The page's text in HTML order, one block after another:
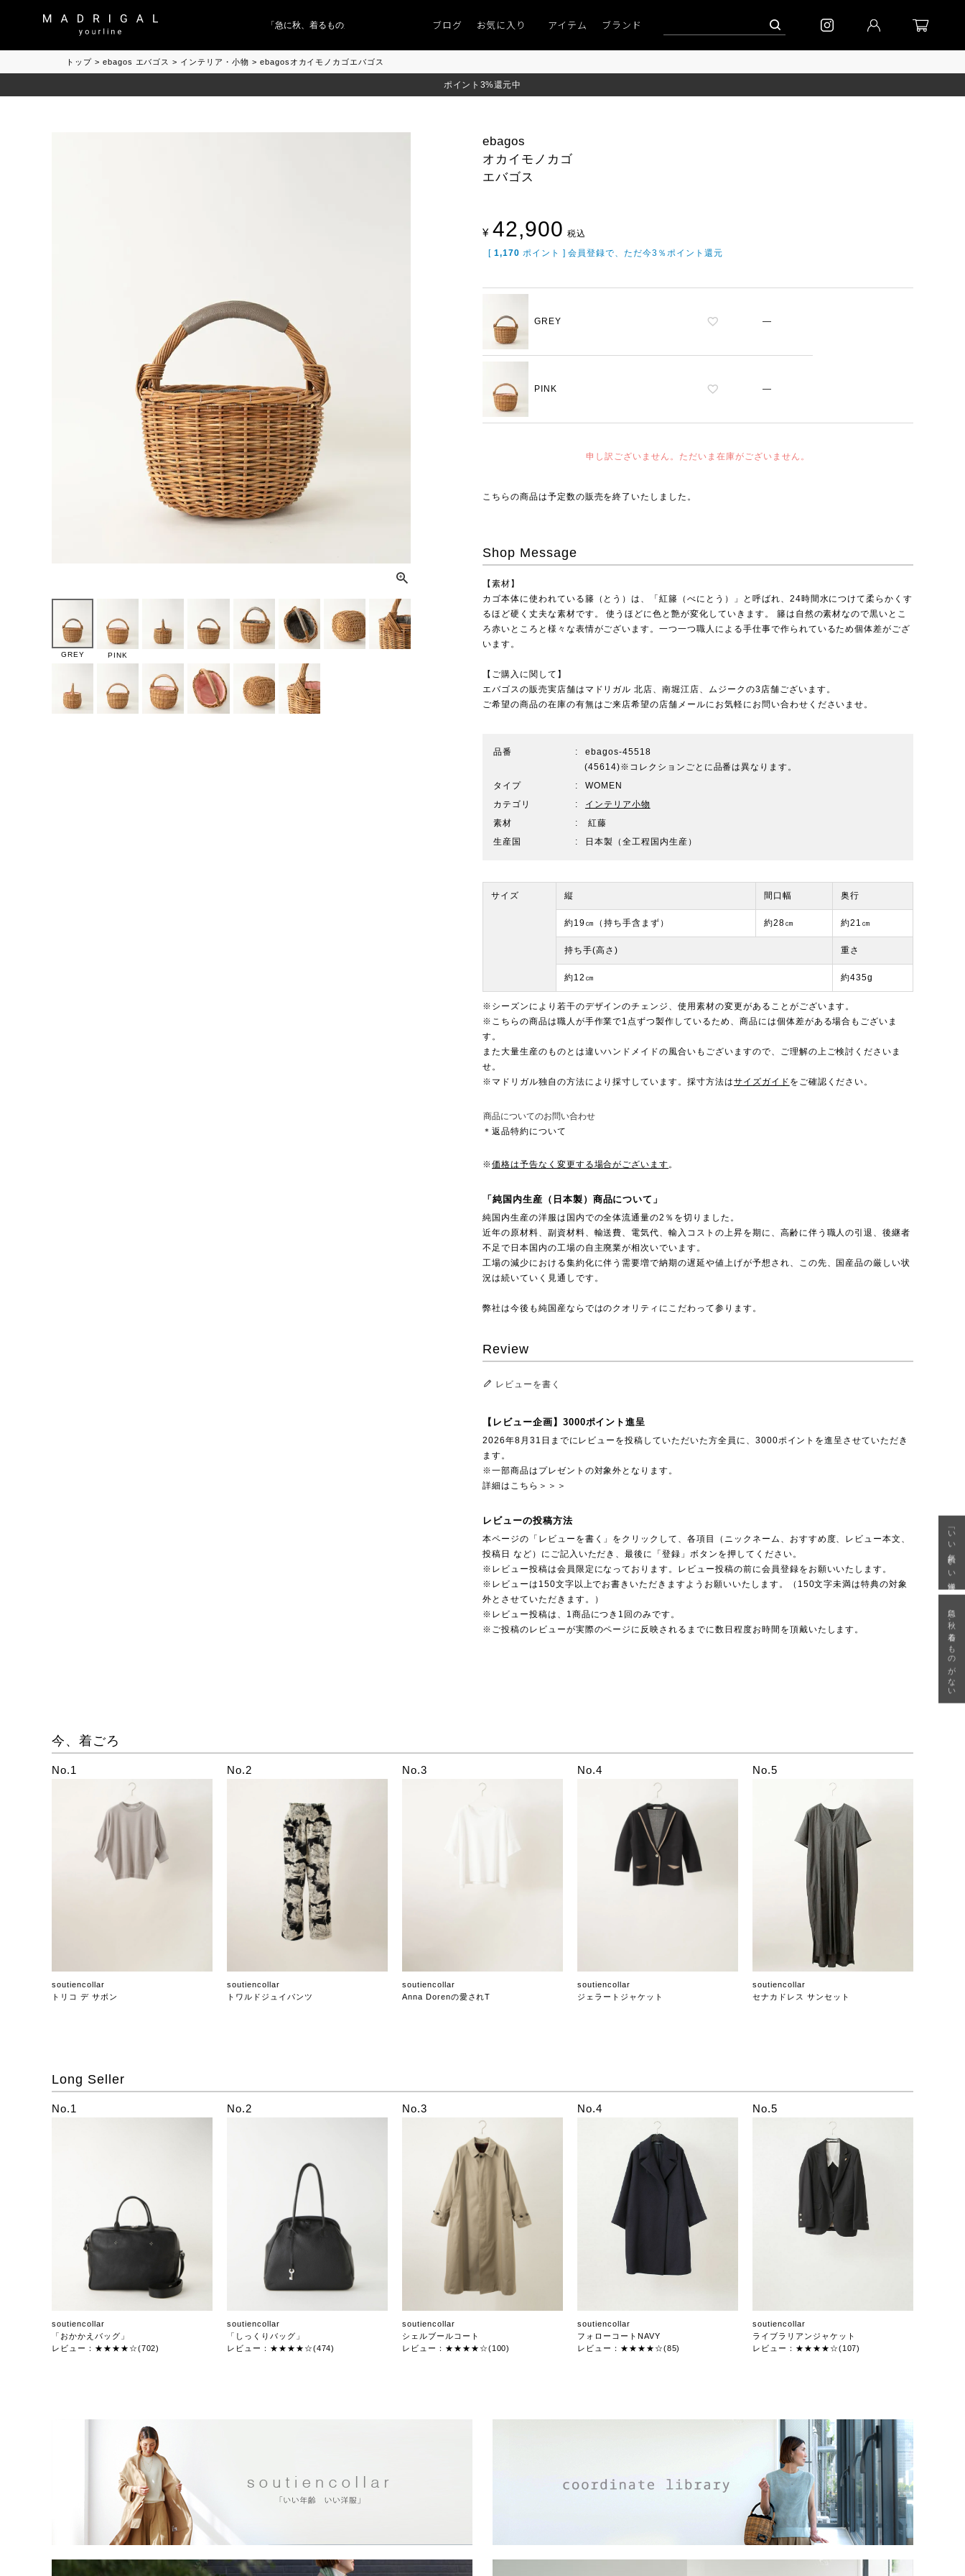
「急に秋、着るものがない」 「キレイなニット」 ポイント9％「マンスリーポイントキャンペーン」 到着｜2026AW「シフォンニット」 到着｜2026AW「マガジン」
ブログ お気に入り アイテム ブランド
トップ ebagos エバゴス インテリア・小物 ebagosオカイモノカゴエバゴス
ポイント3%還元中
GREY PINK
ebagos
オカイモノカゴ
エバゴス
¥ 42,900 税込
[ 1,170 ポイント ] 会員登録で、ただ今3％ポイント還元
GREY —
PINK —
申し訳ございません。ただいま在庫がございません。
こちらの商品は予定数の販売を終了いたしました。
Shop Message
【素材】
カゴ本体に使われている籐（とう）は、「紅籐（べにとう）」と呼ばれ、24時間水につけて柔らかくす
るほど硬く丈夫な素材です。 使うほどに色と艶が変化していきます。 籐は自然の素材なので黒いとこ
ろ赤いところと様々な表情がございます。一つ一つ職人による手仕事で作られているため個体差がござ
います。
【ご購入に関して】
エバゴスの販売実店舗は マドリガル 北店 、南堀江店 ムジーク の3店舗ございます。
ご希望の商品の在庫の有無はご来店希望の店舗メールにお気軽にお問い合わせくださいませ。
品番
ebagos-45518
(45614)※コレクションごとに品番は異なります。
タイプ
WOMEN
カテゴリ
インテリア小物
素材
紅藤
生産国
日本製（全工程国内生産）
サイズ 縦 間口幅 奥行
約19㎝（持ち手含まず） 約28㎝ 約21㎝
持ち手(高さ) 重さ
約12㎝ 約435g
※シーズンにより若干のデザインのチェンジ、使用素材の変更があることがございます。
※こちらの商品は職人が手作業で1点ずつ製作しているため、商品には個体差がある場合もございま
す。
また大量生産のものとは違いハンドメイドの風合いもございますので、ご理解の上ご検討くださいま
せ。
※マドリガル独自の方法により採寸しています。採寸方法はサイズガイド をご確認ください。
商品についてのお問い合わせ
＊返品特約について
※価格は予告なく変更する場合がございます 。
「純国内生産（日本製）商品について」
純国内生産の洋服は国内での全体流通量の2％を切りました。
近年の原材料、副資材料、輸送費、電気代、輸入コストの上昇を期に、高齢に伴う職人の引退、後継者
不足で日本国内の工場の自主廃業が相次いでいます。
工場の減少における集約化に伴う需要増で納期の遅延や値上げが予想され、この先、国産品の厳しい状
況は続いていく見通しです。
弊社は今後も純国産ならではのクオリティにこだわって参ります。
Review
レビューを書く
【レビュー企画】3000ポイント進呈
2026年8月31日までにレビューを投稿していただいた方全員に、3000ポイントを進呈させていただき
ます。
※一部商品はプレゼントの対象外となります。
詳細はこちら＞＞＞
レビューの投稿方法
本ページの「レビューを書く」をクリックして、各項目（ニックネーム、おすすめ度、レビュー本文、
投稿日 など）にご記入いただき、最後に「登録」ボタンを押してください。
※レビュー投稿は会員限定になっております。レビュー投稿の前に会員登録をお願いいたします。
※レビューは150文字以上でお書きいただきますようお願いいたします。（150文字未満は特典の対象
外とさせていただきます。）
※レビュー投稿は、1商品につき1回のみです。
※ご投稿のレビューが実際のページに反映されるまでに数日程度お時間を頂戴いたします。
今、着ごろ
No.1
soutiencollar
トリコ デ サボン
No.2
soutiencollar
トワルドジュイパンツ
No.3
soutiencollar
Anna Dorenの愛されT
No.4
soutiencollar
ジェラートジャケット
No.5
soutiencollar
セナカドレス サンセット
Long Seller
No.1
soutiencollar
「おかかえバッグ」
レビュー：★★★★☆(702)
No.2
soutiencollar
「しっくりバッグ」
レビュー：★★★★☆(474)
No.3
soutiencollar
シェルブールコート
レビュー：★★★★☆(100)
No.4
soutiencollar
フォローコートNAVY
レビュー：★★★★☆(85)
No.5
soutiencollar
ライブラリアンジャケット
レビュー：★★★★☆(107)
「いい年齢 いい洋服」
急に秋、着るものがない